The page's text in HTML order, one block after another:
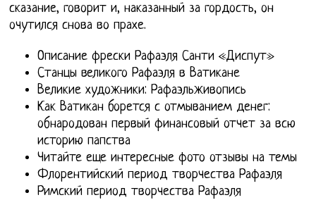
сказание, говорит и, наказанный за гордость, он
очутился снова во прахе.
Описание фрески Рафаэля Санти «Диспут»
Станцы великого Рафаэля в Ватикане
Великие художники: Рафаэльживопись
Как Ватикан борется с отмыванием денег:
обнародован первый финансовый отчет за всю
историю папства
Читайте еще интересные фото отзывы на темы
Флорентийский период творчества Рафаэля
Римский период творчества Рафаэля